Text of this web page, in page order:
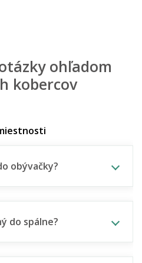
ohľadom
kobercov
obývačky?
do spálne?